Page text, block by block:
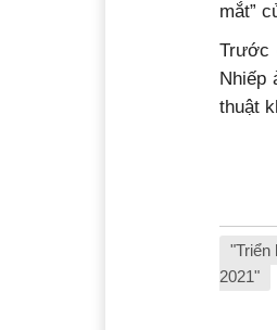
mắt”
Trước
Nhiếp
thuật
"Triển
2021"